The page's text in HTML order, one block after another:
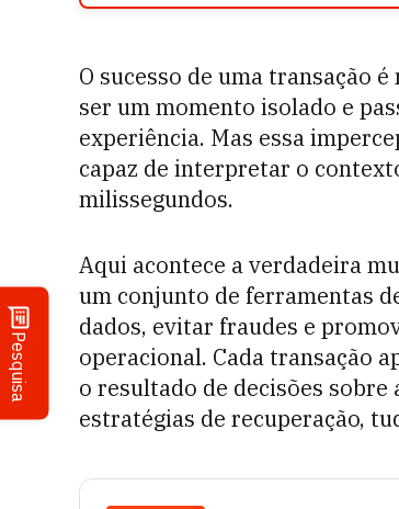
Pesquisa
O sucesso de uma transação
ser um momento isolado e
experiência. Mas essa
capaz de interpretar o
milissegundos.
Aqui acontece a verdadeira
um conjunto de ferramentas
dados, evitar fraudes e
operacional. Cada transação
o resultado de decisões
estratégias de recuperação,